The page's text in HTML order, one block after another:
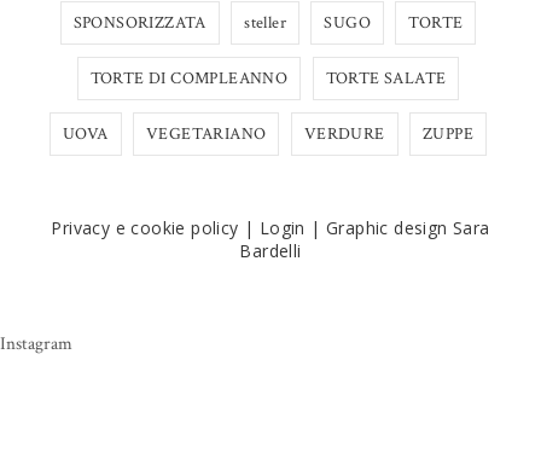
SPONSORIZZATA steller SUGO TORTE
TORTE DI COMPLEANNO TORTE SALATE
UOVA VEGETARIANO VERDURE ZUPPE
Privacy e cookie policy | Login | Graphic design Sara
Bardelli
Instagram